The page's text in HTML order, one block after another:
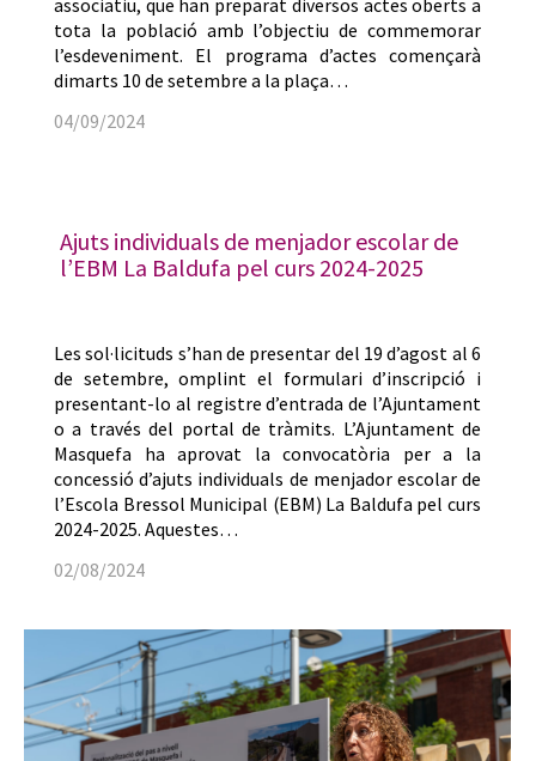
associatiu, que han preparat diversos actes oberts a
tota la població amb l’objectiu de commemorar
l’esdeveniment. El programa d’actes començarà
dimarts 10 de setembre a la plaça…
04/09/2024
Ajuts individuals de menjador escolar de
l’EBM La Baldufa pel curs 2024-2025
Les sol·licituds s’han de presentar del 19 d’agost al 6
de setembre, omplint el formulari d’inscripció i
presentant-lo al registre d’entrada de l’Ajuntament
o a través del portal de tràmits. L’Ajuntament de
Masquefa ha aprovat la convocatòria per a la
concessió d’ajuts individuals de menjador escolar de
l’Escola Bressol Municipal (EBM) La Baldufa pel curs
2024-2025. Aquestes…
02/08/2024